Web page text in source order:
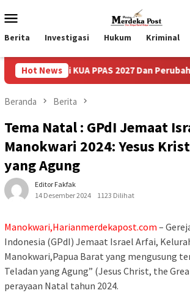
ke
kontenMobile
Berita Investigasi Hukum Kriminal
Hot News
PPAS 2027 Dan Perubahan KUA PPAS
Beranda Berita
Tema Natal : GPdI Jemaat
Manokwari 2024: Yesus
yang Agung
Editor Fakfak
14 Desember 2024
1123 Dilihat
Manokwari,Harianmerdekapost.com –
Indonesia (GPdI) Jemaat Israel Arfai,
Manokwari,Papua Barat yang mengusung
Teladan yang Agung” (Jesus Christ, the
perayaan Natal tahun 2024.